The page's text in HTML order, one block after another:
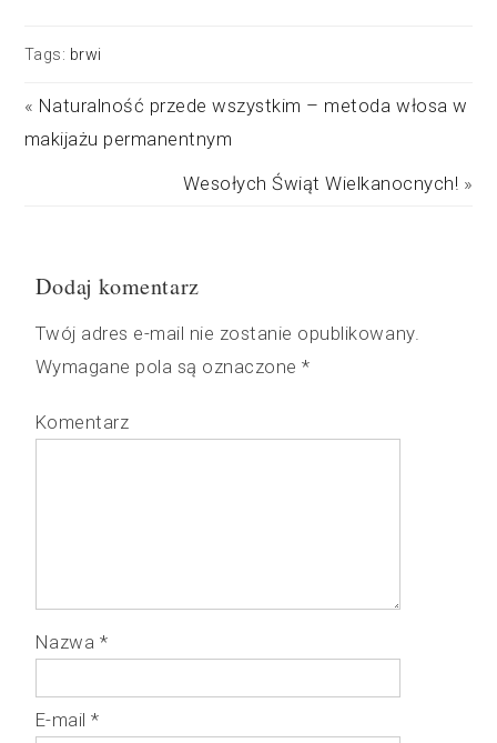
Tags: brwi
« Naturalność przede wszystkim – metoda włosa w
makijażu permanentnym
Wesołych Świąt Wielkanocnych! »
Dodaj komentarz
Twój adres e-mail nie zostanie opublikowany.
Wymagane pola są oznaczone*
Komentarz
Nazwa *
E-mail*